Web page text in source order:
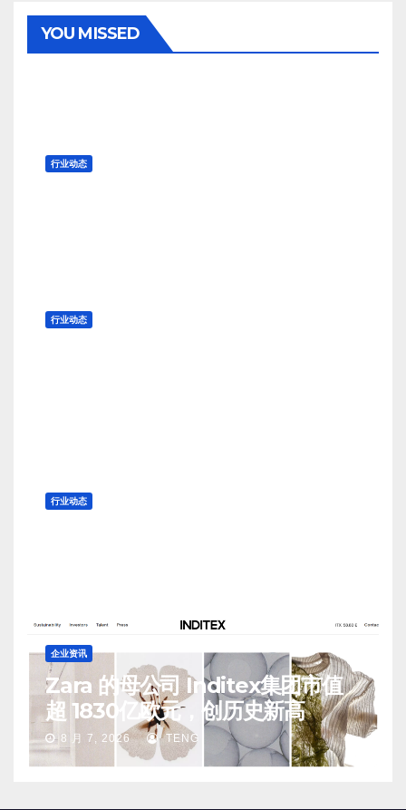
YOU MISSED
行业动态
行业动态
行业动态
企业资讯
Zara 的母公司 Inditex集团市值
超 1830亿欧元，创历史新高
8 月 7, 2026 TENG